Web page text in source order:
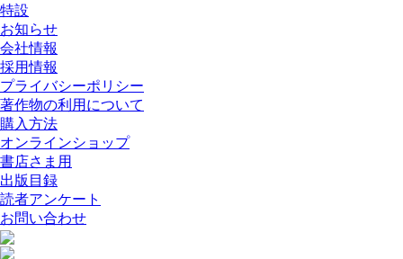
特設
お知らせ
会社情報
採用情報
プライバシーポリシー
著作物の利用について
購入方法
オンラインショップ
書店さま用
出版目録
読者アンケート
お問い合わせ